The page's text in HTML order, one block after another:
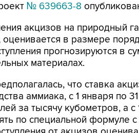
№ 639663-8
акцизов на природный
оценивается в размере
прогнозируются в
материалах.
что ставка
аммиака, с 1 января по
за тысячу кубометров, а
по специальной формуле